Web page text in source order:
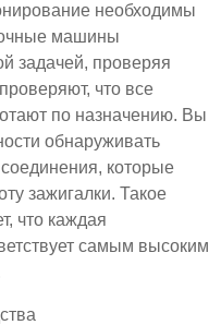
необходимы
машины
задачей, проверяя
что все
по назначению. Вы
обнаруживать
которые
зажигалки. Такое
что каждая
самым высоким